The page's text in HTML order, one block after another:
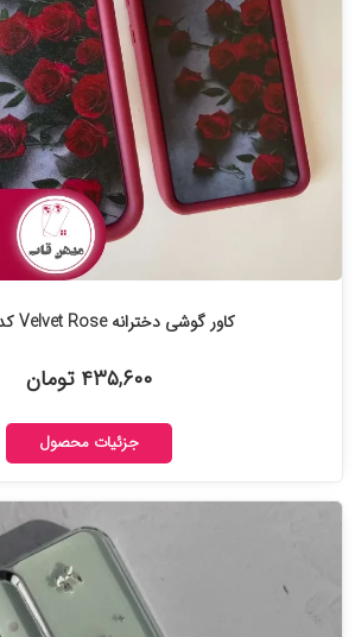
کاور گوشی دخترانه Velvet Rose کد-۱۳۶۹۰۶
۴۳۵,۶۰۰ تومان
جزئیات محصول